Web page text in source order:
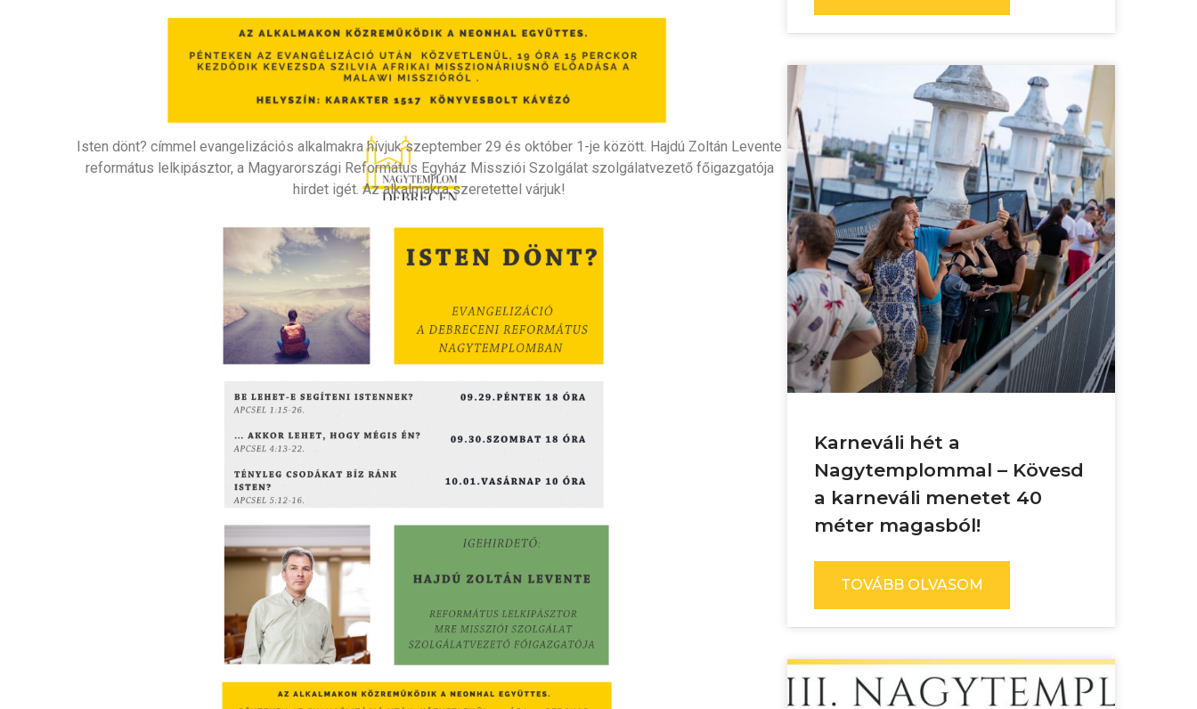
Isten dönt? címmel evangelizációs alkalmakra hívjuk szeptember 29 és október 1-je között. Hajdú Zoltán Levente
református lelkipásztor, a Magyarországi Református Egyház Missziói Szolgálat szolgálatvezető főigazgatója
hirdet igét. Az alkalmakra szeretettel várjuk!
Karneváli hét a
Nagytemplommal – Kövesd
a karneváli menetet 40
méter magasból!
TOVÁBB OLVASOM